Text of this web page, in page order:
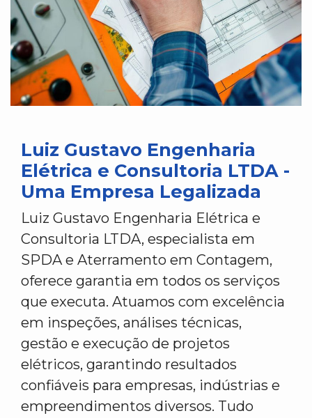
Luiz Gustavo Engenharia
Elétrica e Consultoria LTDA -
Uma Empresa Legalizada
Luiz Gustavo Engenharia Elétrica e
Consultoria LTDA, especialista em
SPDA e Aterramento em Contagem,
oferece garantia em todos os serviços
que executa. Atuamos com excelência
em inspeções, análises técnicas,
gestão e execução de projetos
elétricos, garantindo resultados
confiáveis para empresas, indústrias e
empreendimentos diversos. Tudo